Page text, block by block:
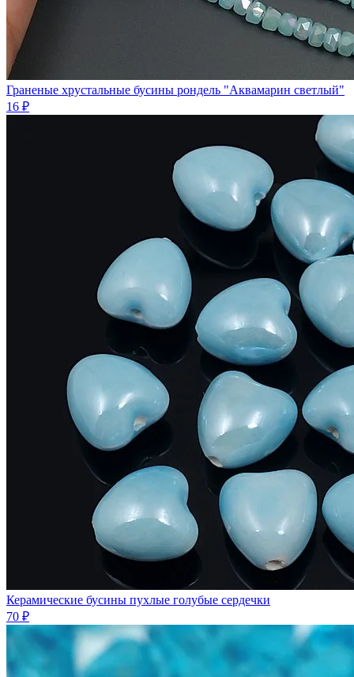
Граненые хрустальные бусины рондель "Аквамарин светлый"
16 ₽
Керамические бусины пухлые голубые сердечки
70 ₽